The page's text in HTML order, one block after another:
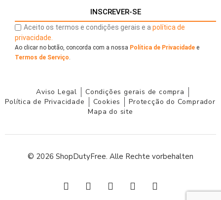
INSCREVER-SE
Aceito os termos e condições gerais e a política de
privacidade.
Ao clicar no botão, concorda com a nossa Política de Privacidade e
Termos de Serviço.
Aviso Legal
Condições gerais de compra
Política de Privacidade
Cookies
Protecção do Comprador
Mapa do site
© 2026 ShopDutyFree. Alle Rechte vorbehalten